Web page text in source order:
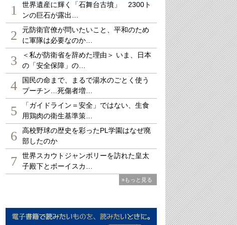
1
世界遺産に輝く「石舞台古墳」 2300ト
ンの巨石が露出…
2
元防衛官僚が問いたいこと、平和のため
に軍隊は必要なのか…
3
＜私が防衛省を辞めた理由＞ いま、日本
の「安全保障」の…
4
国民の命まで、まるで湯水のごとく使う
プーチン…死傷者増…
5
「ガイドライン＝安全」ではない、生食
用鶏肉の衛生基準策…
6
高校野球の歴史を彩ったPL学園はなぜ廃
部したのか
7
世界スカウトジャンボリーを訪れた皇太
子殿下とボーイスカ…
»もっと見る